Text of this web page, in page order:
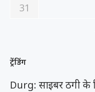
31
ट्रेंडिंग
Durg: साइबर ठगी के